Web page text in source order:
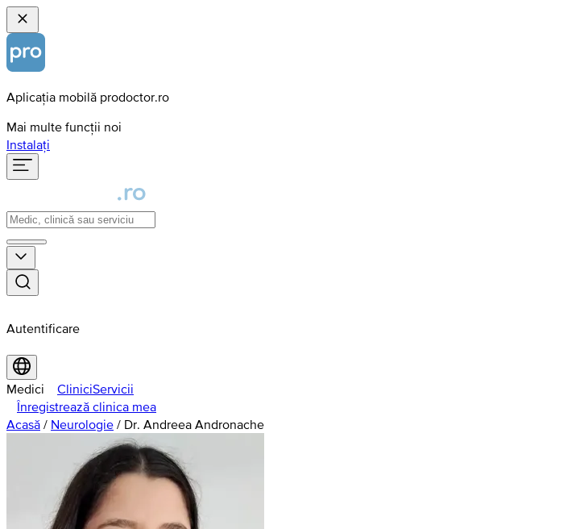
Aplicația mobilă prodoctor.ro
Mai multe funcții noi
Instalați
Autentificare
Medici CliniciServicii
Înregistrează clinica mea
Acasă / Neurologie / Dr. Andreea Andronache